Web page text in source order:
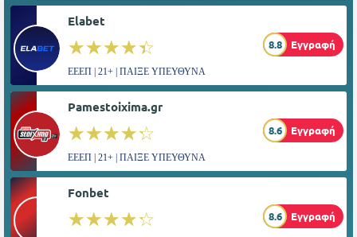
Elabet
☆☆☆☆☆
★★★★★ 8.8 Εγγραφή
ΕΕΕΠ | 21+ | ΠΑΙΞΕ ΥΠΕΥΘΥΝΑ
Pamestoixima.gr
☆☆☆☆☆
★★★★★ 8.6 Εγγραφή
ΕΕΕΠ | 21+ | ΠΑΙΞΕ ΥΠΕΥΘΥΝΑ
Fonbet
☆☆☆☆☆
★★★★★ 8.6 Εγγραφή